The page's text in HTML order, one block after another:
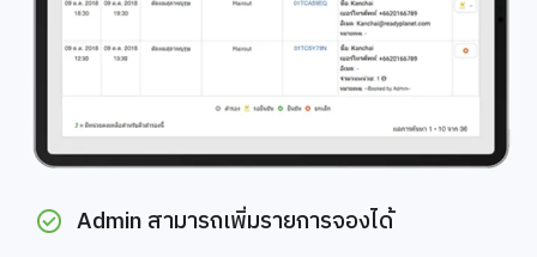
Admin สามารถเพิ่มรายการจองได้